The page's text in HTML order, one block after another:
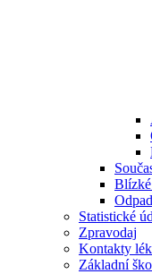
Statistické
Zpravodaj
Kontakty
Základní